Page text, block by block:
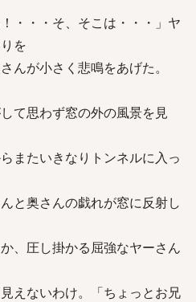
・・・そ、そこは・・・」ヤ
を
んが小さく悲鳴をあげた。
て思わず窓の外の風景を見
またいきなりトンネルに入っ
と奥さんの戯れが窓に反射し
、圧し掛かる屈強なヤーさん
えないわけ。「ちょっとお兄